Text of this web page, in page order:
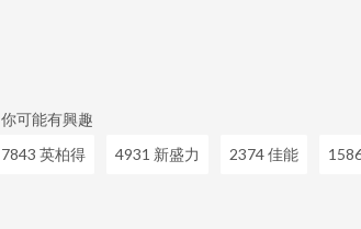
你可能有興趣
7843 英柏得
4931 新盛力 2374 佳能